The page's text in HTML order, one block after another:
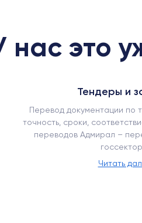
нас это
Тендеры и
Перевод документации по
точность, сроки,
переводов Адмирал –
Читать